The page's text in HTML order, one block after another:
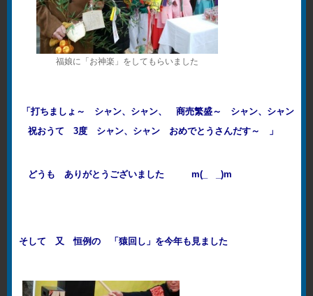
福娘に「お神楽」をしてもらいました
「打ちましょ～ シャン、シャン、 商売繁盛～ シャン、シャン
祝おうて 3度 シャン、シャン おめでとうさんだす～ 」
どうも ありがとうございました m(_ _)m
そして 又 恒例の 「猿回し」を今年も見ました